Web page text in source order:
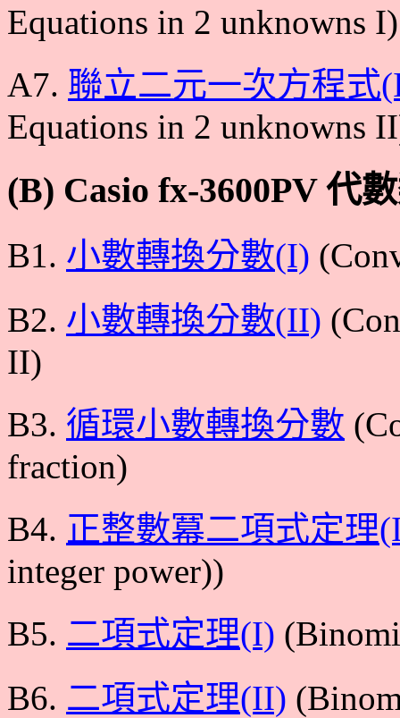
Equations in 2 unknowns I)
A7. 聯立二元一次方程式
Equations in 2 unknowns
(B) Casio fx-3600PV 代
B1. 小數轉換分數(I)
B2. 小數轉換分數(II)
II)
B3. 循環小數轉換分數
fraction)
B4. 正整數冪二項式定理
integer power))
B5. 二項式定理(I)
B6. 二項式定理(II)